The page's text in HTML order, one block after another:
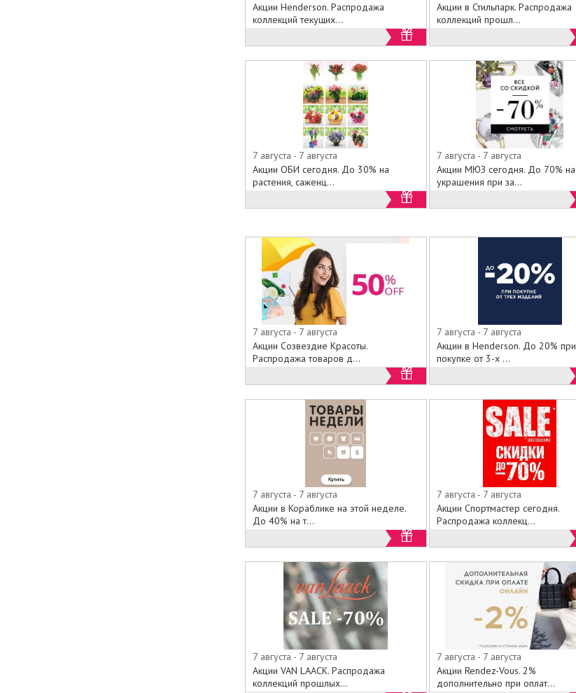
Акции Henderson. Распродажа
коллекций текущих...
Акции в Стильпарк. Распродажа
коллекций прошл...
7 августа - 7 августа
Акции ОБИ сегодня. До 30% на
растения, саженц...
7 августа - 7 августа
Акции МЮЗ сегодня. До 70% на
украшения при за...
7 августа - 7 августа
Акции Созвездие Красоты.
Распродажа товаров д...
7 августа - 7 августа
Акции в Henderson. До 20% при
покупке от 3-х ...
7 августа - 7 августа
Акции в Кораблике на этой неделе.
До 40% на т...
7 августа - 7 августа
Акции Спортмастер сегодня.
Распродажа коллекц...
7 августа - 7 августа
Акции VAN LAACK. Распродажа
коллекций прошлых...
7 августа - 7 августа
Акции Rendez-Vous. 2%
дополнительно при оплат...